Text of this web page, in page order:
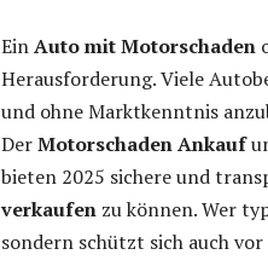
EinAuto mit Motorschaden
Herausforderung. Viele
und ohne Marktkenntnis
DerMotorschaden Ankauf
bieten 2025 sichere und
verkaufen zu können. Wer
sondern schützt sich auch